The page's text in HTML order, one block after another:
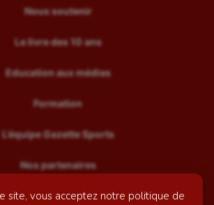
site, vous acceptez notre politique de
Nous soutenir
Le livre des 10 ans
Education aux médias
Formation
L’équipe Gazette Sports
Nos partenaires
Recrutement